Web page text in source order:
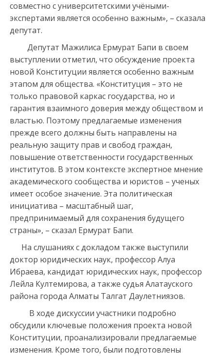
совместно с университетскими учёными-
экспертами является особенно важным», – сказала
депутат.
Депутат Мажилиса Ермурат Бапи в своем
выступлении отметил, что обсуждение проекта
новой Конституции является особенно важным
этапом для общества. «Конституция – это не
только правовой каркас государства, но и
гарантия взаимного доверия между обществом и
властью. Поэтому предлагаемые изменения
прежде всего должны быть направлены на
реальную защиту прав и свобод граждан,
повышение ответственности государственных
институтов. В этом контексте экспертное мнение
академического сообщества и юристов – ученых
имеет особое значение. Эта политическая
инициатива – масштабный шаг,
предпринимаемый для сохранения будущего
страны», – сказал Ермурат Бапи.
На слушаниях с докладом также выступили
доктор юридических наук, профессор Алуа
Ибраева, кандидат юридических наук, профессор
Лейла Култемирова, а также судья Алатауского
района города Алматы Талгат Даулетниязов.
В ходе дискуссии участники подробно
обсудили ключевые положения проекта новой
Конституции, проанализировали предлагаемые
изменения. Кроме того, были подготовлены